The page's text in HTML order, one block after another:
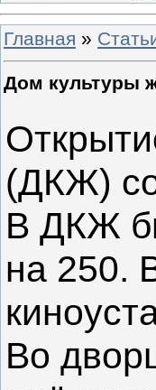
Главная »
Дом культуры
(ДКЖ)
В ДКЖ
на 250.
Во